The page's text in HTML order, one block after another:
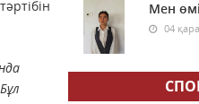
"Қазақстан
қоғамдық қоры
беру грантын
Мен
04